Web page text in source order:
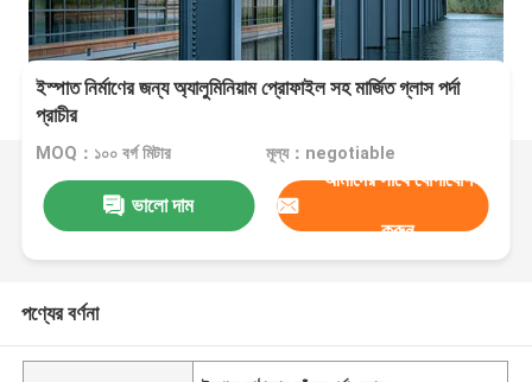
ইস্পাত নির্মাণের জন্য অ্যালুমিনিয়াম প্রোফাইল সহ মার্জিত গ্লাস পর্দা
প্রাচীর
MOQ：১০০ বর্গ মিটার মূল্য：negotiable
ভালো দাম
আমাদের সাথে যোগাযোগ
করুন
পণ্যের বর্ণনা